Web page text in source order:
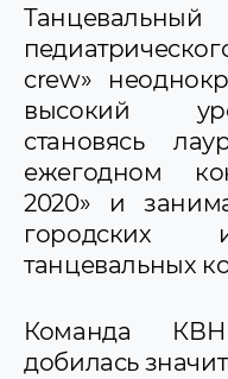
crew»
высокий
становясь
ежегодном
2020» и
городских
танцевальных
Команда
добилась